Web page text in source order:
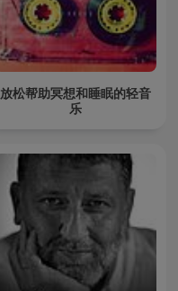
放松帮助冥想和睡眠的轻音
乐